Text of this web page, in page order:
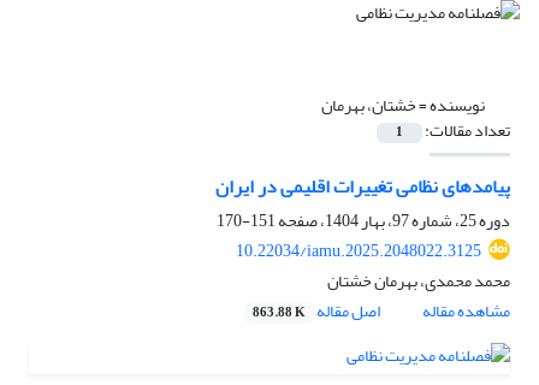
نویسنده =خشتان، بهرمان
تعداد مقالات: 1
پیامدهای نظامی تغییرات اقلیمی در ایران
دوره 25، شماره 97، بهار 1404، صفحه
151-170
10.22034/iamu.2025.2048022.3125
محمد محمدی، بهرمان خشتان
مشاهده مقاله
اصل مقاله 863.88 K